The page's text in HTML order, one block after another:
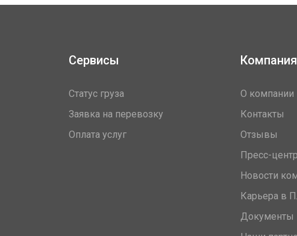
Сервисы
Статус груза
Заявка на перевозку
Оплата услуг
Компания
О компании
Контакты
Отзывы
Пресс-центр
Новости
Карьера в
Документы